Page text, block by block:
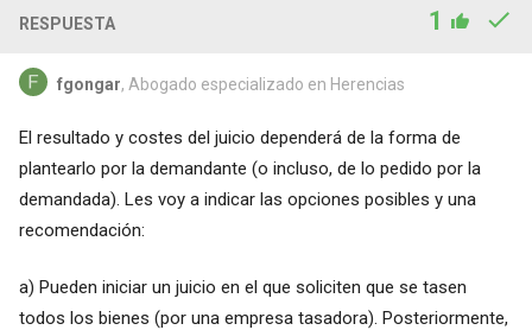
RESPUESTA 1
fgongar, Abogado especializado en Herencias
El resultado y costes del juicio dependerá de la forma de
plantearlo por la demandante (o incluso, de lo pedido por la
demandada). Les voy a indicar las opciones posibles y una
recomendación:
a) Pueden iniciar un juicio en el que soliciten que se tasen
todos los bienes (por una empresa tasadora). Posteriormente,